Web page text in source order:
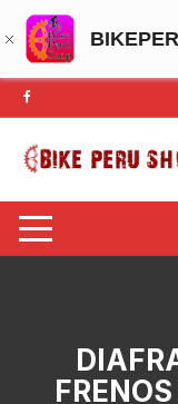
Saltar
al
contenido